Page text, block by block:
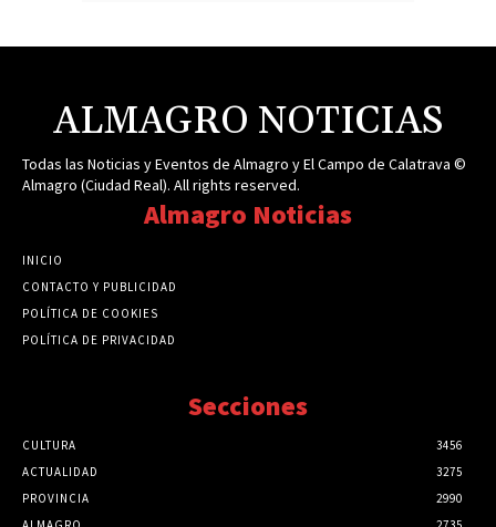
ALMAGRO NOTICIAS
Todas las Noticias y Eventos de Almagro y El Campo de Calatrava ©
Almagro (Ciudad Real). All rights reserved.
Almagro Noticias
INICIO
CONTACTO Y PUBLICIDAD
POLÍTICA DE COOKIES
POLÍTICA DE PRIVACIDAD
Secciones
CULTURA
3456
ACTUALIDAD
3275
PROVINCIA
2990